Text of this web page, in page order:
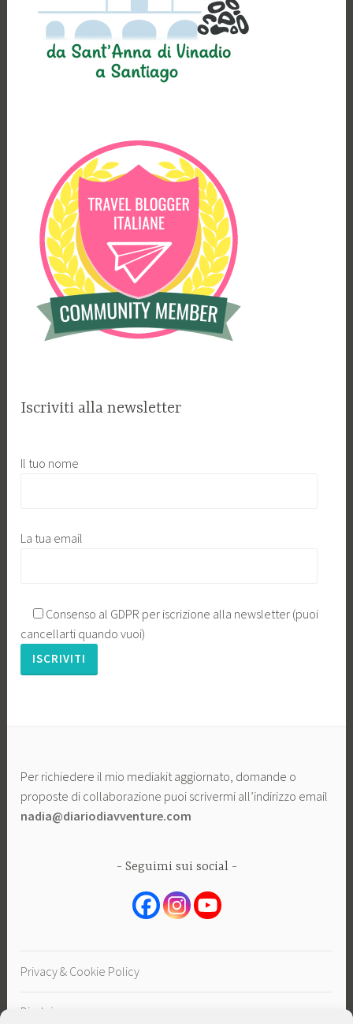
Iscriviti alla newsletter
Il tuo nome
La tua email
Consenso al GDPR per iscrizione alla newsletter (puoi
cancellarti quando vuoi)
Per richiedere il mio mediakit aggiornato, domande o
proposte di collaborazione puoi scrivermi all’indirizzo email
nadia@diariodiavventure.com
Seguimi sui social
Privacy & Cookie Policy
Disclaimer